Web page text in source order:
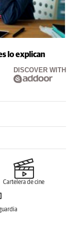
lo explican
DISCOVER WITH
Cartelera de cine